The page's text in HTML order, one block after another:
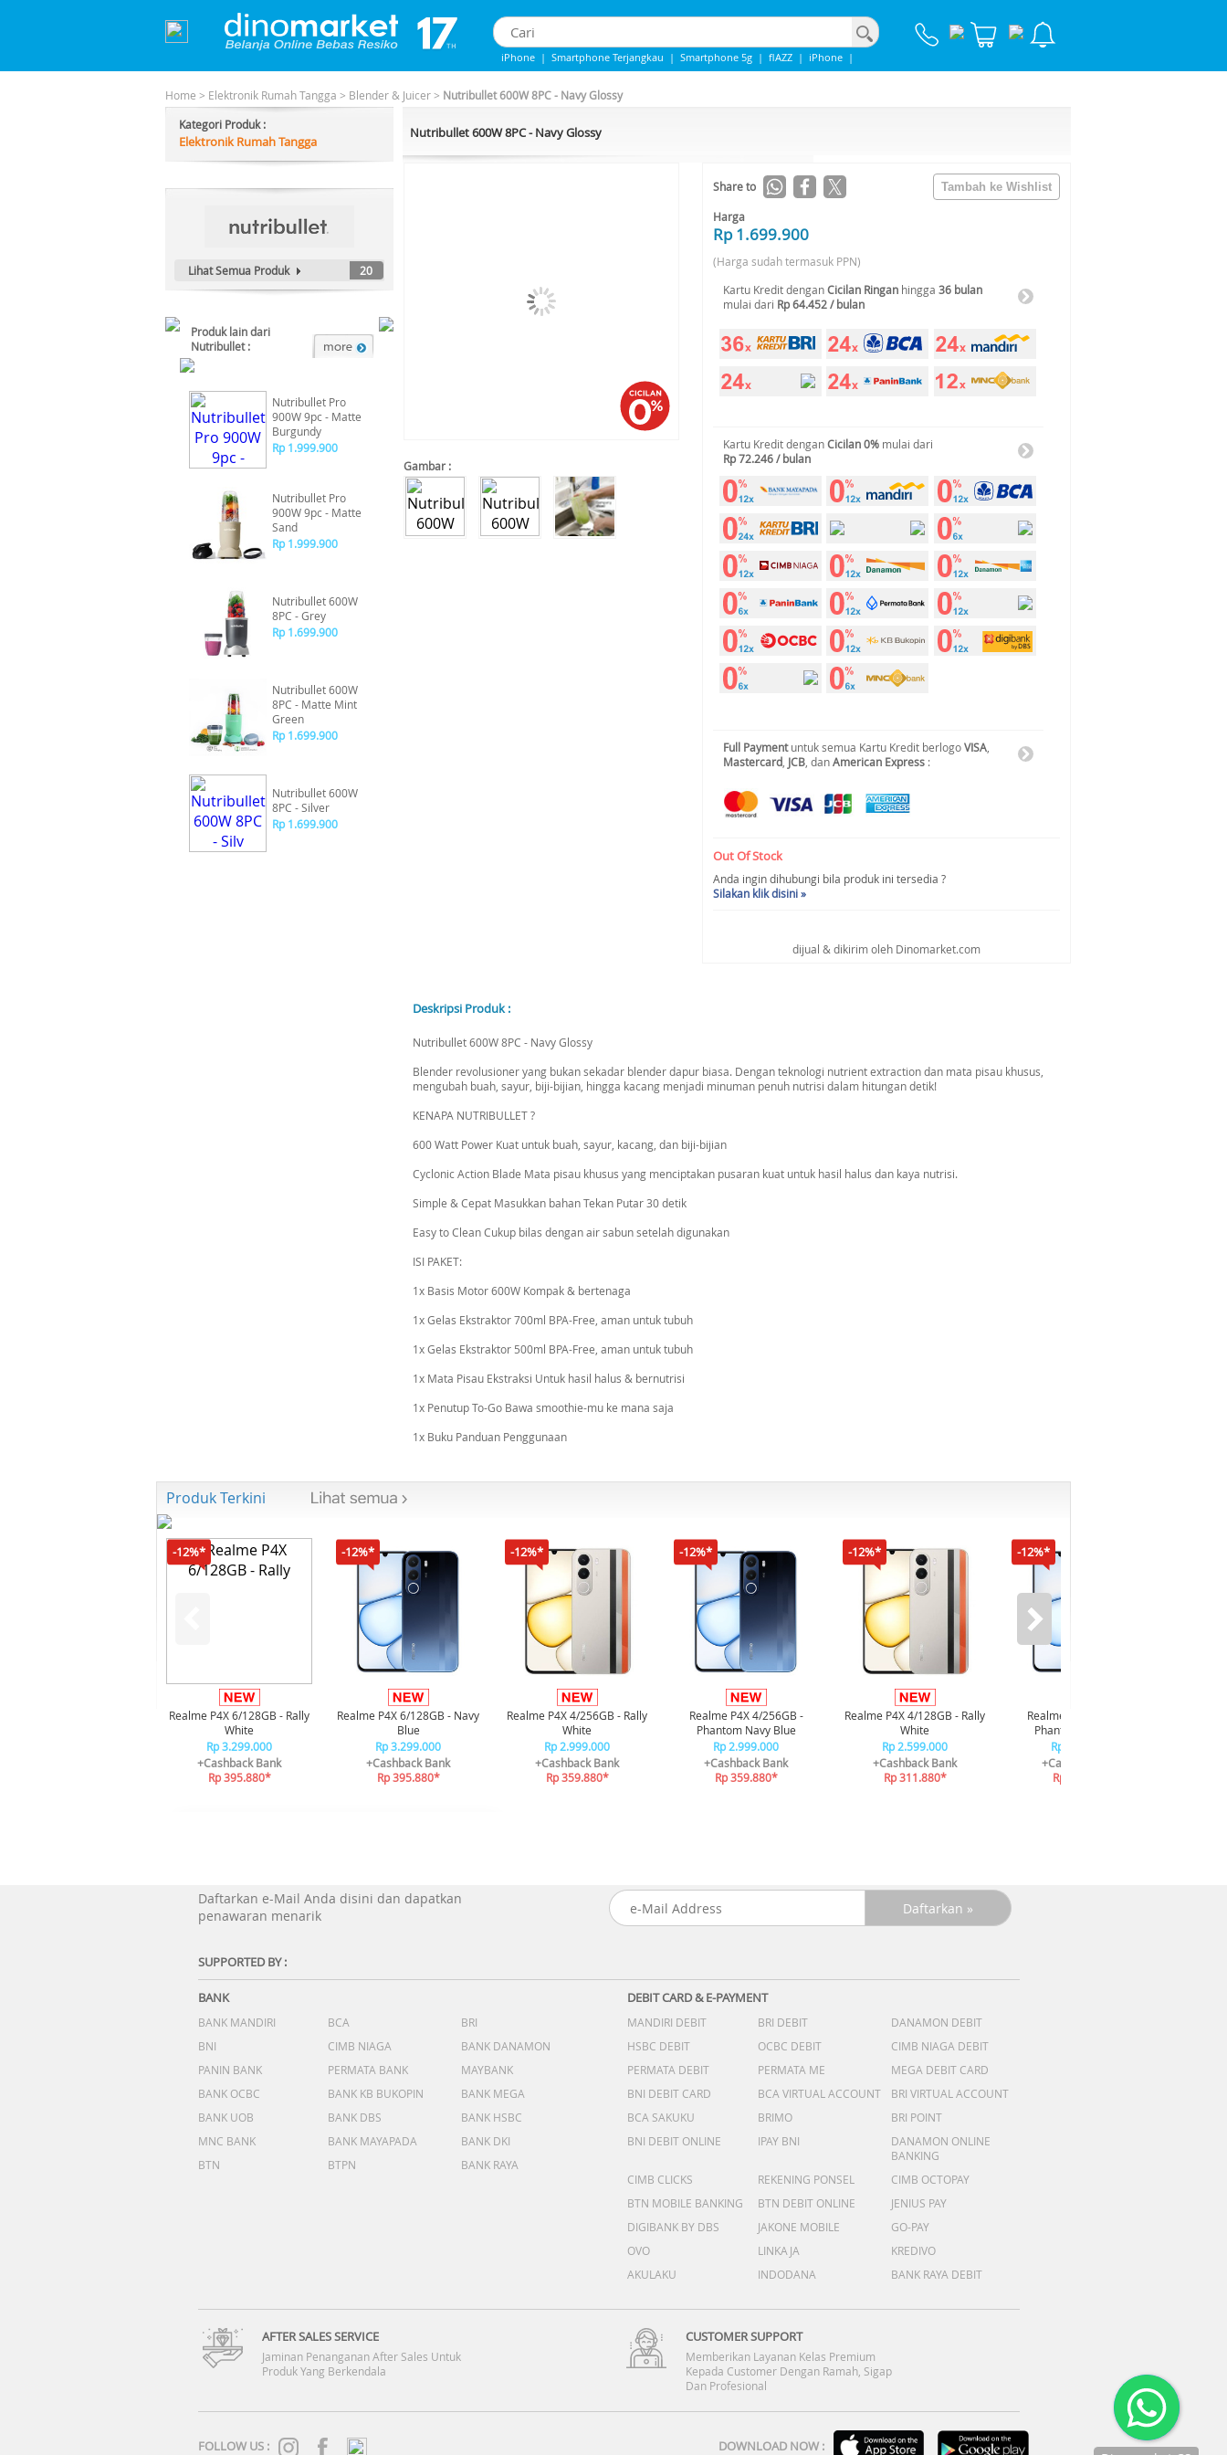
iPhone | Smartphone Terjangkau | Smartphone 5g | flAZZ | iPhone |
Home > Elektronik Rumah Tangga > Blender & Juicer> Nutribullet 600W 8PC - Navy Glossy
Kategori Produk :
Elektronik Rumah Tangga
Lihat Semua Produk 20
Produk lain dari
Nutribullet :
Nutribullet Pro
900W 9pc - Matte
Burgundy
Rp 1.999.900
Nutribullet Pro
900W 9pc - Matte
Sand
Rp 1.999.900
Nutribullet 600W
8PC - Grey
Rp 1.699.900
Nutribullet 600W
8PC - Matte Mint
Green
Rp 1.699.900
Nutribullet 600W
8PC - Silver
Rp 1.699.900
Nutribullet 600W 8PC - Navy Glossy
Gambar :
Share to
Harga
Rp 1.699.900
(Harga sudah termasuk PPN)
Kartu Kredit denganCicilan Ringan hingga 36 bulan
mulai dari Rp 64.452 / bulan
Kartu Kredit denganCicilan 0% mulai dari
Rp 72.246 / bulan
Full Paymentuntuk semua Kartu Kredit berlogoVISA
Mastercard JCB , danAmerican Express :
Out Of Stock
Anda ingin dihubungi bila produk ini tersedia ?
Silakan klik disini »
dijual & dikirim oleh Dinomarket.com
Deskripsi Produk :
Nutribullet 600W 8PC - Navy Glossy
Blender revolusioner yang bukan sekadar blender dapur biasa. Dengan teknologi nutrient extraction dan mata pisau khusus,
mengubah buah, sayur, biji-bijian, hingga kacang menjadi minuman penuh nutrisi dalam hitungan detik!
KENAPA NUTRIBULLET ?
600 Watt Power Kuat untuk buah, sayur, kacang, dan biji-bijian
Cyclonic Action Blade Mata pisau khusus yang menciptakan pusaran kuat untuk hasil halus dan kaya nutrisi.
Simple & Cepat Masukkan bahan Tekan Putar 30 detik
Easy to Clean Cukup bilas dengan air sabun setelah digunakan
ISI PAKET:
1x Basis Motor 600W Kompak & bertenaga
1x Gelas Ekstraktor 700ml BPA-Free, aman untuk tubuh
1x Gelas Ekstraktor 500ml BPA-Free, aman untuk tubuh
1x Mata Pisau Ekstraksi Untuk hasil halus & bernutrisi
1x Penutup To-Go Bawa smoothie-mu ke mana saja
1x Buku Panduan Penggunaan
Produk Terkini
-12%*
Realme P4X 6/128GB - Rally
White
Rp 3.299.000
+Cashback Bank
Rp 395.880*
-12%*
Realme P4X 6/128GB - Navy
Blue
Rp 3.299.000
+Cashback Bank
Rp 395.880*
-12%*
Realme P4X 4/256GB - Rally
White
Rp 2.999.000
+Cashback Bank
Rp 359.880*
-12%*
Realme P4X 4/256GB -
Phantom Navy Blue
Rp 2.999.000
+Cashback Bank
Rp 359.880*
-12%*
Realme P4X 4/128GB - Rally
White
Rp 2.599.000
+Cashback Bank
Rp 311.880*
-12%*
Realme P4X 4/128GB -
Phantom Navy Blue
Rp 2.599.000
+Cashback Bank
Rp 311.880*
Daftarkan e-Mail Anda disini dan dapatkan
penawaran menarik
SUPPORTED BY :
BANK
BANK MANDIRI BCA
BRI
BNI
CIMB NIAGA
BANK DANAMON
PANIN BANK
PERMATA BANK
MAYBANK
BANK OCBC
BANK KB BUKOPIN
BANK MEGA
BANK UOB
BANK DBS
BANK HSBC
MNC BANK
BANK MAYAPADA
BANK DKI
BTN
BTPN BANK RAYA
DEBIT CARD & E-PAYMENT
MANDIRI DEBIT BRI DEBIT
DANAMON DEBIT
HSBC DEBIT
OCBC DEBIT
CIMB NIAGA DEBIT
PERMATA DEBIT
PERMATA ME
MEGA DEBIT CARD
BNI DEBIT CARD
BCA VIRTUAL ACCOUNT
BRI VIRTUAL ACCOUNT
BCA SAKUKU
BRIMO
BRI POINT
BNI DEBIT ONLINE
IPAY BNI
DANAMON ONLINE
BANKING
CIMB CLICKS
REKENING PONSEL
CIMB OCTOPAY
BTN MOBILE BANKING
BTN DEBIT ONLINE
JENIUS PAY
DIGIBANK BY DBS
JAKONE MOBILE
GO-PAY
OVO
LINKAJA
KREDIVO
AKULAKU
INDODANA BANK RAYA DEBIT
AFTER SALES SERVICE
Jaminan Penanganan After Sales Untuk
Produk Yang Berkendala
CUSTOMER SUPPORT
Memberikan Layanan Kelas Premium
Kepada Customer Dengan Ramah, Sigap
Dan Profesional
FOLLOW US : DOWNLOAD NOW :